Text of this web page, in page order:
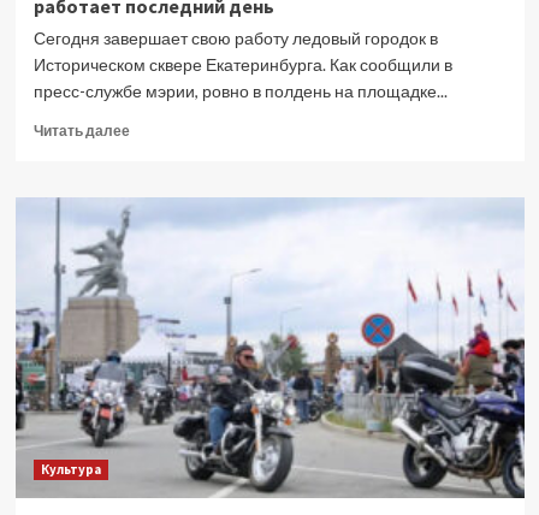
работает последний день
Сегодня завершает свою работу ледовый городок в
Историческом сквере Екатеринбурга. Как сообщили в
пресс-службе мэрии, ровно в полдень на площадке...
Читать далееПрочитать
Ледовый
городок
сегодня
работает
последний
день
Культура